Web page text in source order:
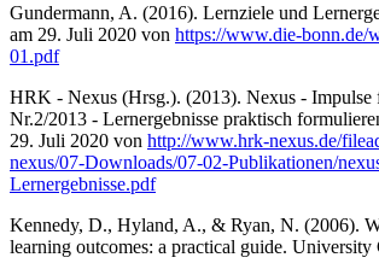
Gundermann, A. (2016). Lernziele und
am 29. Juli 2020 von https://www.die-bonn.de/
01.pdf
HRK - Nexus (Hrsg.). (2013). Nexus - Impulse
Nr.2/2013 - Lernergebnisse praktisch
29. Juli 2020 von http://www.hrk-nexus.de/
nexus/07-Downloads/07-02-Publikationen/
Lernergebnisse.pdf
Kennedy, D., Hyland, A., & Ryan, N. (2006).
learning outcomes: a practical guide. University